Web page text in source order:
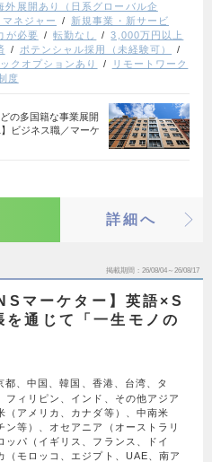
外展開あり（日系グローバル企
ネジャー
新規事業・新サービ
が必要 転勤なし
3,000万円以上
ポテンシャル採用（未経験可）
クオプションあり
リモートワーク
度
の多国籍な事業展開
ビジネス職／マーケ
詳細へ
掲載期間 26/08/04～26/08/17
マーケター】英語×S
通じて「一生モノの
都、中国、韓国、香港、台湾、タ
ィリピン、インド、その他アジア
（アメリカ、カナダ等）、中南米
ン等）、オセアニア（オーストラリ
パ（イギリス、フランス、ドイ
モロッコ、エジプト、UAE、南ア